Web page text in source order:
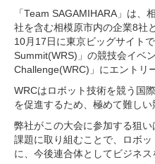
「Team SAGAMIHARA」は、
社を含む相模原市内の企業8社
10月17日に東京ビッグサイト
Summit(WRS)」の競技会イベ
Challenge(WRC)」にエントリ
WRCはロボット技術を競う国
を促進するため、極めて難しい
弊社がこの大会に参加する狙
課題に取り組むことで、ロボ
に、今後連合体としてビジネス